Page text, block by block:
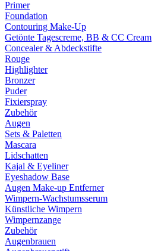
Primer
Foundation
Contouring Make-Up
Getönte Tagescreme, BB & CC Cream
Concealer & Abdeckstifte
Rouge
Highlighter
Bronzer
Puder
Fixierspray
Zubehör
Augen
Sets & Paletten
Mascara
Lidschatten
Kajal & Eyeliner
Eyeshadow Base
Augen Make-up Entferner
Wimpern-Wachstumsserum
Künstliche Wimpern
Wimpernzange
Zubehör
Augenbrauen